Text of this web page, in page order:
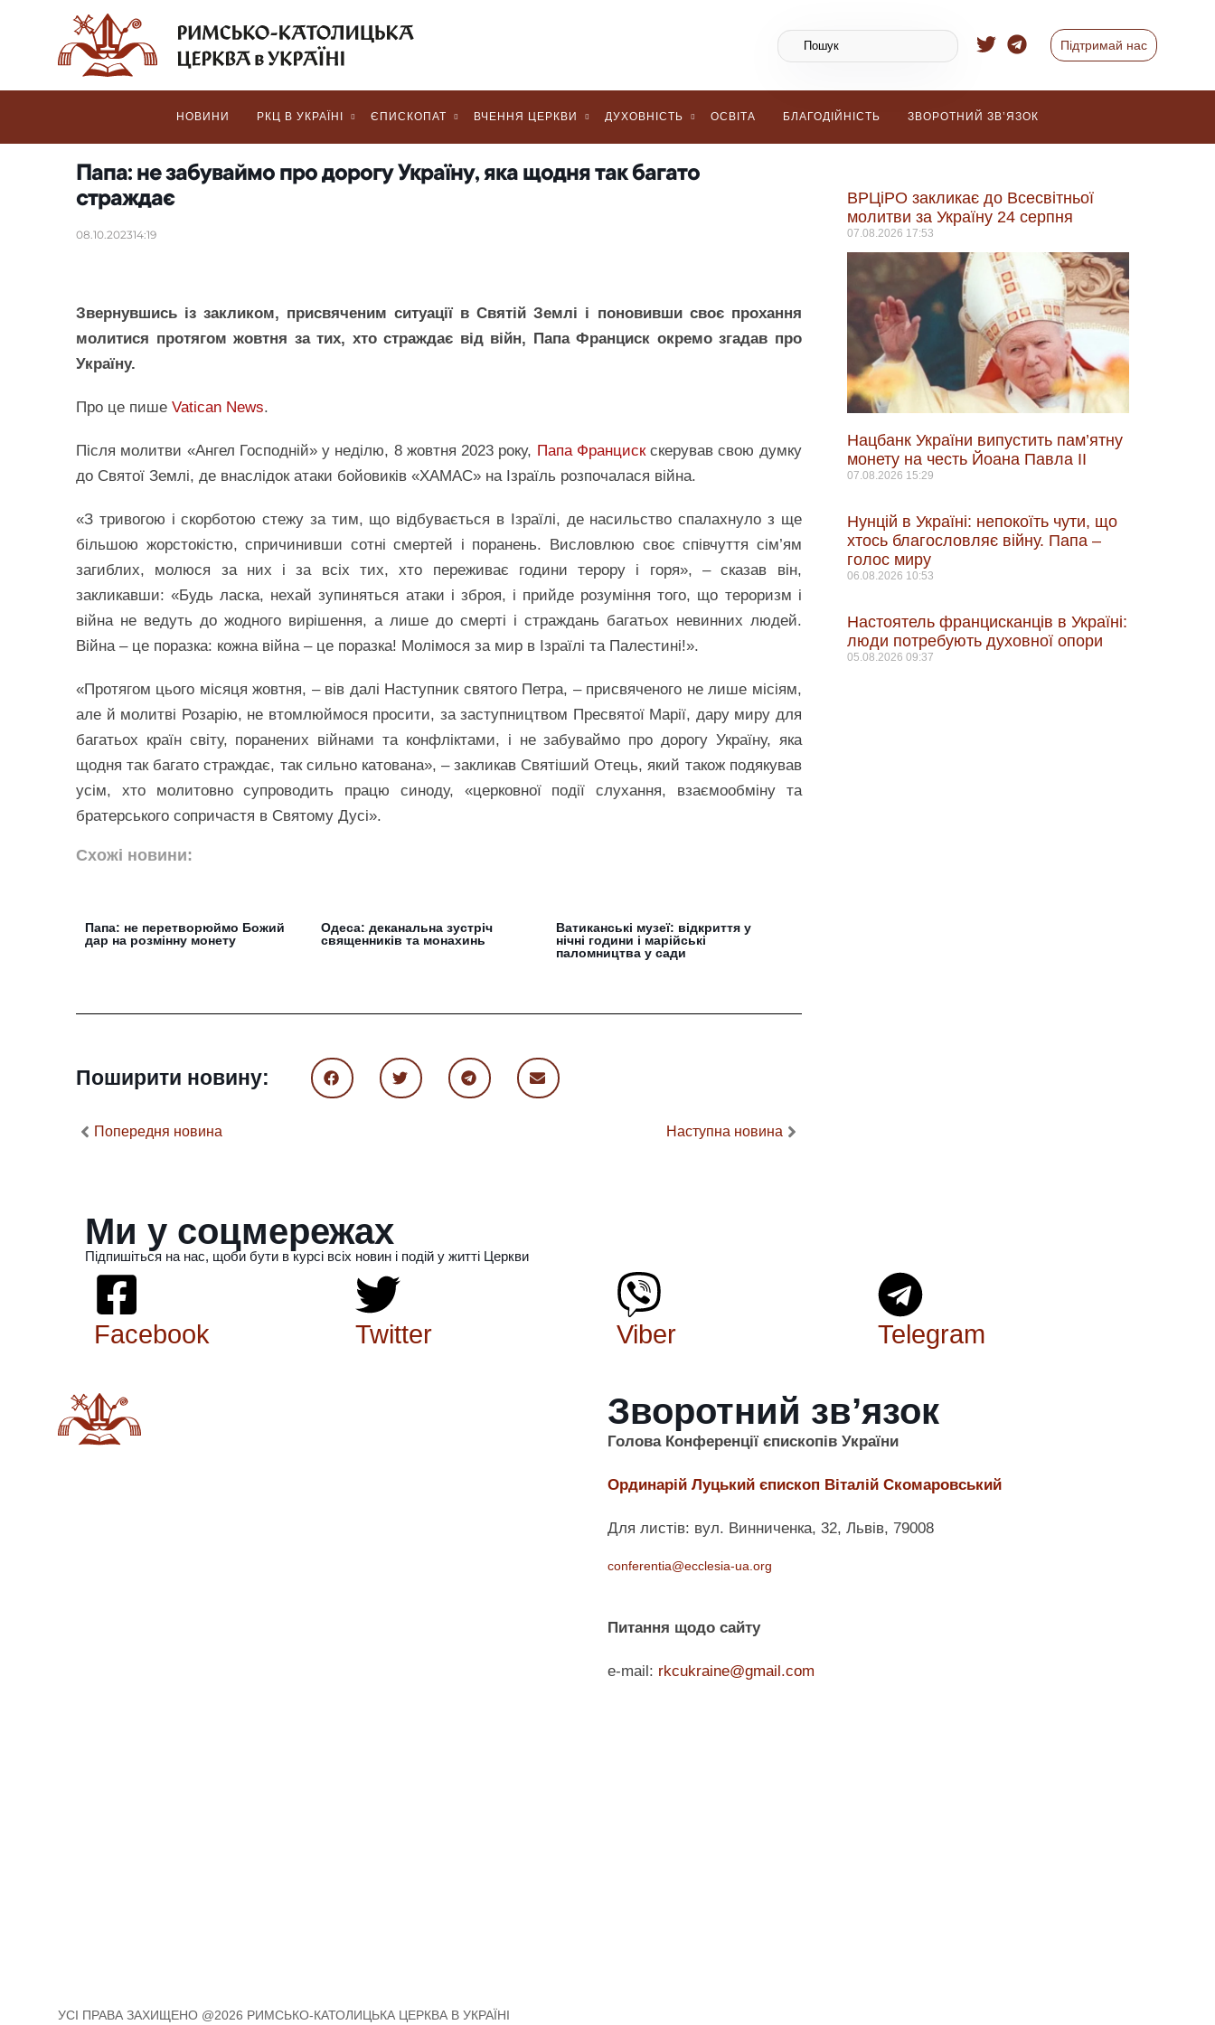
Підтримай нас
НОВИНИ РКЦ В УКРАЇНІ ЄПИСКОПАТ ВЧЕННЯ ЦЕРКВИ ДУХОВНІСТЬ ОСВІТА БЛАГОДІЙНІСТЬ ЗВОРОТНИЙ ЗВ’ЯЗОК
Папа: не забуваймо про дорогу Україну, яка щодня так багато
страждає
08.10.202314:19
Звернувшись із закликом, присвяченим ситуації в Святій Землі і поновивши своє прохання
молитися протягом жовтня за тих, хто страждає від війн, Папа Франциск окремо згадав про
Україну.
Про це пише Vatican News.
Після молитви «Ангел Господній» у неділю, 8 жовтня 2023 року, Папа Францискскерував свою думку
до Святої Землі, де внаслідок атаки бойовиків «ХАМАС» на Ізраїль розпочалася війна.
«З тривогою і скорботою стежу за тим, що відбувається в Ізраїлі, де насильство спалахнуло з ще
більшою жорстокістю, спричинивши сотні смертей і поранень. Висловлюю своє співчуття сім’ям
загиблих, молюся за них і за всіх тих, хто переживає години терору і горя», – сказав він,
закликавши: «Будь ласка, нехай зупиняться атаки і зброя, і прийде розуміння того, що тероризм і
війна не ведуть до жодного вирішення, а лише до смерті і страждань багатьох невинних людей.
Війна – це поразка: кожна війна – це поразка! Молімося за мир в Ізраїлі та Палестині!».
«Протягом цього місяця жовтня, – вів далі Наступник святого Петра, – присвяченого не лише місіям,
але й молитві Розарію, не втомлюймося просити, за заступництвом Пресвятої Марії, дару миру для
багатьох країн світу, поранених війнами та конфліктами, і не забуваймо про дорогу Україну, яка
щодня так багато страждає, так сильно катована», – закликав Святіший Отець, який також подякував
усім, хто молитовно супроводить працю синоду, «церковної події слухання, взаємообміну та
братерського сопричастя в Святому Дусі».
Схожі новини:
Папа: не перетворюймо Божий
дар на розмінну монету
Одеса: деканальна зустріч
священників та монахинь
Ватиканські музеї: відкриття у
нічні години і марійські
паломництва у сади
Поширити новину:
Попередня новина Наступна новина
ВРЦіРО закликає до Всесвітньої
молитви за Україну 24 серпня
07.08.2026 17:53
Нацбанк України випустить пам’ятну
монету на честь Йоана Павла II
07.08.2026 15:29
Нунцій в Україні: непокоїть чути, що
хтось благословляє війну. Папа –
голос миру
06.08.2026 10:53
Настоятель францисканців в Україні:
люди потребують духовної опори
05.08.2026 09:37
Ми у соцмережах
Підпишіться на нас, щоби бути в курсі всіх новин і подій у житті Церкви
Facebook Twitter Viber Telegram
Зворотний зв’язок
Голова Конференції єпископів України
Ординарій Луцький єпископ Віталій Скомаровський
Для листів: вул. Винниченка, 32, Львів, 79008
conferentia@ecclesia-ua.org
Питання щодо сайту
e-mail: rkcukraine@gmail.com
УСІ ПРАВА ЗАХИЩЕНО @2026 РИМСЬКО-КАТОЛИЦЬКА ЦЕРКВА В УКРАЇНІ